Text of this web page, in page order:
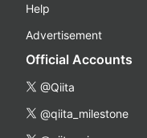
Help
Advertisement
Official Accounts
@Qiita
@qiita_milestone